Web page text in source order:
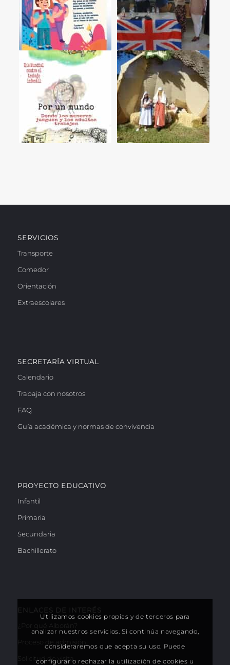
SERVICIOS
Transporte
Comedor
Orientación
Extraescolares
SECRETARÍA VIRTUAL
Calendario
Trabaja con nosotros
FAQ
Guía académica y normas de convivencia
PROYECTO EDUCATIVO
Infantil
Primaria
Secundaria
Bachillerato
ENLACES DE INTERÉS
¿Por qué Alborán?
Solicitud de visita
Utilizamos cookies propias y de terceros para
analizar nuestros servicios. Si continúa navegando,
consideraremos que acepta su uso. Puede
configurar o rechazar la utilización de cookies u